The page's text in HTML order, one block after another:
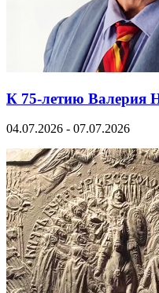
К 75-летию Валерия
04.07.2026 - 07.07.2026